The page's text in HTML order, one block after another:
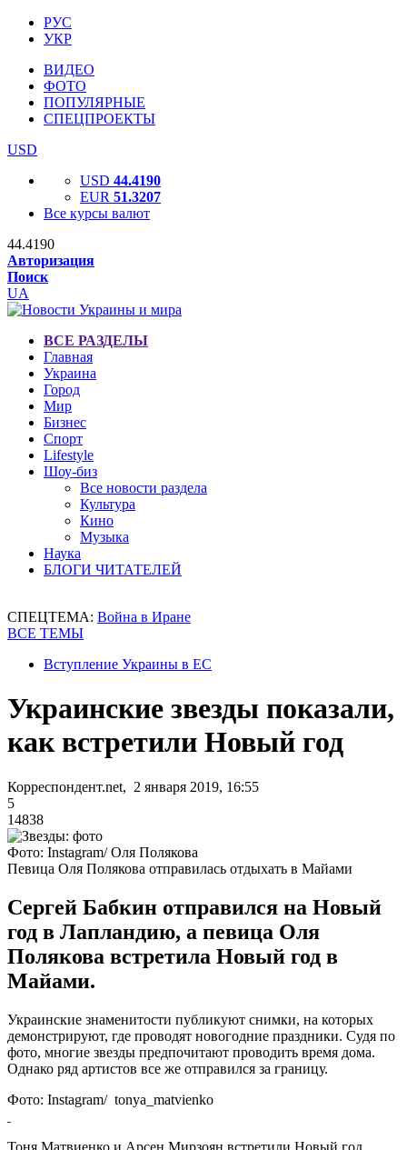
РУС
УКР
ВИДЕО
ФОТО
ПОПУЛЯРНЫЕ
СПЕЦПРОЕКТЫ
USD
USD 44.4190
EUR 51.3207
Все курсы валют
44.4190
Авторизация
Поиск
UA
ВСЕ РАЗДЕЛЫ
Главная
Украина
Город
Мир
Бизнес
Спорт
Lifestyle
Шоу-биз
Все новости раздела
Культура
Кино
Музыка
Наука
БЛОГИ ЧИТАТЕЛЕЙ
СПЕЦТЕМА: Война в Иране
ВСЕ ТЕМЫ
Вступление Украины в ЕС
Украинские звезды показали,
как встретили Новый год
Корреспондент.net, 2 января 2019, 16:55
5
14838
Фото: Instagram/ Оля Полякова
Певица Оля Полякова отправилась отдыхать в Майами
Сергей Бабкин отправился на Новый
год в Лапландию, а певица Оля
Полякова встретила Новый год в
Майами.
Украинские знаменитости публикуют снимки, на которых
демонстрируют, где проводят новогодние праздники. Судя по
фото, многие звезды предпочитают проводить время дома.
Однако ряд артистов все же отправился за границу.
Фото: Instagram/ tonya_matvienko
Тоня Матвиенко и Арсен Мирзоян встретили Новый год